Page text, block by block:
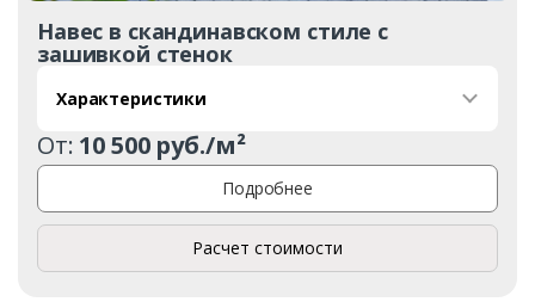
Ваш телефон*
Комментарий к заказу
Навес в скандинавском стиле с
зашивкой стенок
Характеристики
От: 10 500 руб./м²
Подробнее
Расчет стоимости